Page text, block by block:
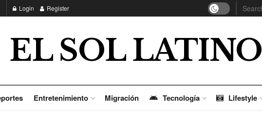
Login Register
EL SOL LATINO
Entretenimiento Migración Tecnología Lifestyle